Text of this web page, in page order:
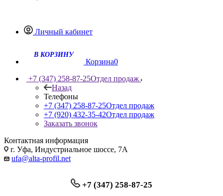
Личный кабинет
Корзина0
+7 (347) 258-87-25Отдел продаж
Назад
Телефоны
+7 (347) 258-87-25Отдел продаж
+7 (920) 432-35-42Отдел продаж
Заказать звонок
Контактная информация
г. Уфа, Индустриальное шоссе, 7А
ufa@alta-profil.net
+7 (347) 258-87-25